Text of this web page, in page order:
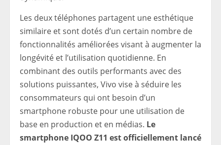
Les deux téléphones partagent une esthétique
similaire et sont dotés d’un certain nombre de
fonctionnalités améliorées visant à augmenter la
longévité et l’utilisation quotidienne. En
combinant des outils performants avec des
solutions puissantes, Vivo vise à séduire les
consommateurs qui ont besoin d’un
smartphone robuste pour une utilisation de
base en production et en médias. Le
smartphone IQOO Z11 est officiellement lancé